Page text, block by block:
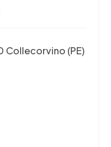
Collecorvino (PE)